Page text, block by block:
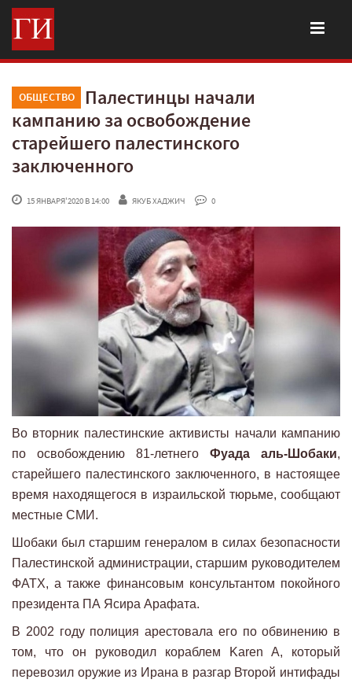
ОБЩЕСТВО
Палестинцы начали
кампанию за освобождение
старейшего палестинского
заключенного
15 ЯНВАРЯ'2020 В 14:00 ЯКУБ ХАДЖИЧ 0
Во вторник палестинские активисты начали кампанию
по освобождению 81-летнего Фуада аль-Шобаки,
старейшего палестинского заключенного, в настоящее
время находящегося в израильской тюрьме, сообщают
местные СМИ.
Шобаки был старшим генералом в силах безопасности
Палестинской администрации, старшим руководителем
ФАТХ, а также финансовым консультантом покойного
президента ПА Ясира Арафата.
В 2002 году полиция арестовала его по обвинению в
том, что он руководил кораблем Karen A, который
перевозил оружие из Ирана в разгар Второй интифады